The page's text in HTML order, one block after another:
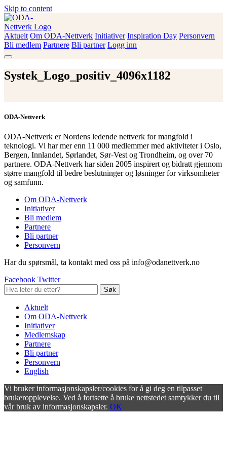
Skip to content
ODA-Nettverk
Aktuelt Om ODA-Nettverk Initiativer Inspiration Day Personvern
Bli medlem Partnere Bli partner Logg inn
Systek_Logo_positiv_4096x1182
ODA-Nettverk
ODA-Nettverk er Nordens ledende nettverk for mangfold i
teknologi. Vi har mer enn 11 000 medlemmer med aktiviteter i Oslo,
Bergen, Innlandet, Sørlandet, Sør-Vest og Trondheim, og over 70
partnere. ODA-Nettverk har siden 2005 inspirert og bidratt gjennom
større mangfold til bedre beslutninger og løsninger for virksomheter
og samfunn.
Om ODA-Nettverk
Initiativer
Bli medlem
Partnere
Bli partner
Personvern
Har du spørsmål, ta kontakt med oss på info@odanettverk.no
Facebook Twitter
Aktuelt
Om ODA-Nettverk
Initiativer
Medlemskap
Partnere
Bli partner
Personvern
English
Vi bruker informasjonskapsler/cookies for å gi deg en tilpasset
brukeropplevelse. Ved å fortsette å bruke nettstedet samtykker du til
vår bruk av informasjonskapsler. OK